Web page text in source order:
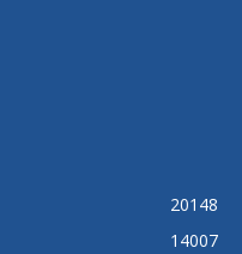
20148
14007